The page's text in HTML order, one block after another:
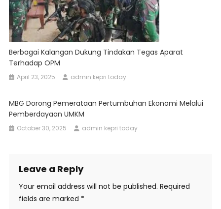
Berbagai Kalangan Dukung Tindakan Tegas Aparat
Terhadap OPM
April 23, 2025 admin kepri today
MBG Dorong Pemerataan Pertumbuhan Ekonomi Melalui
Pemberdayaan UMKM
October 30, 2025 admin kepri today
Leave a Reply
Your email address will not be published. Required
fields are marked *